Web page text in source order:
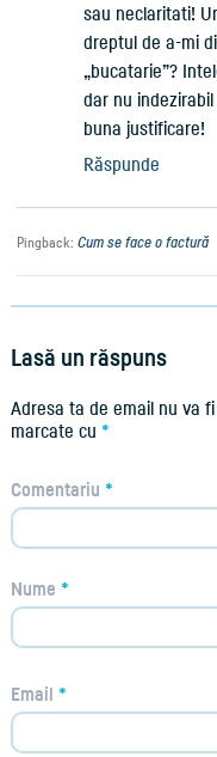
sau neclaritati!
dreptul de a-mi
„bucatarie”?
dar nu
buna justificare!
Răspunde
Pingback: Cum se face o factură
Lasă un răspuns
Adresa ta de email nu va
marcate cu *
Comentariu *
Nume *
Email *